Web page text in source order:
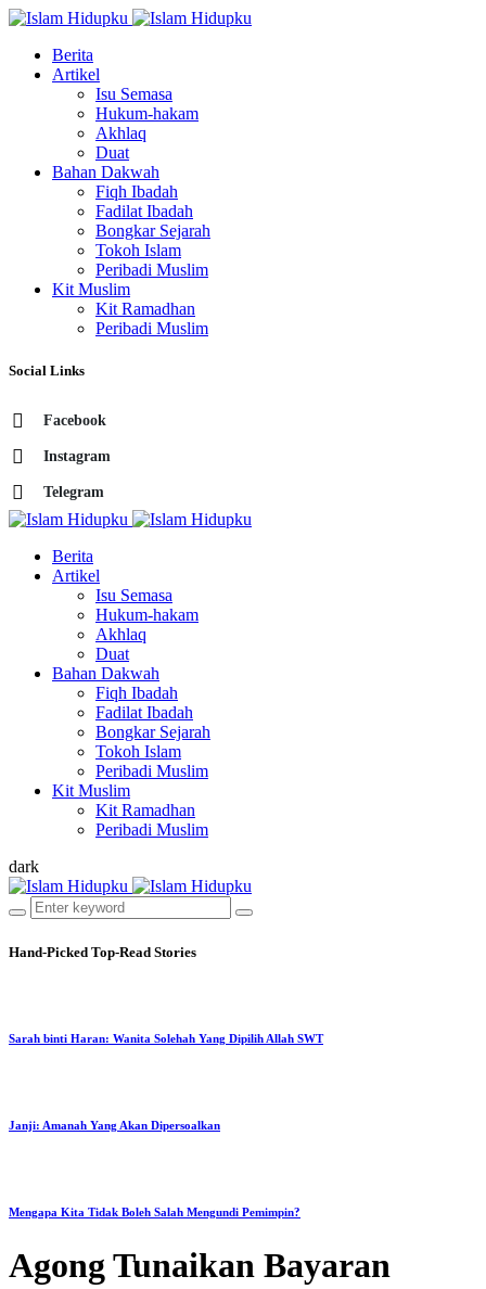
Berita
Artikel
Isu Semasa
Hukum-hakam
Akhlaq
Duat
Bahan Dakwah
Fiqh Ibadah
Fadilat Ibadah
Bongkar Sejarah
Tokoh Islam
Peribadi Muslim
Kit Muslim
Kit Ramadhan
Peribadi Muslim
Social Links
Facebook
Instagram
Telegram
Berita
Artikel
Isu Semasa
Hukum-hakam
Akhlaq
Duat
Bahan Dakwah
Fiqh Ibadah
Fadilat Ibadah
Bongkar Sejarah
Tokoh Islam
Peribadi Muslim
Kit Muslim
Kit Ramadhan
Peribadi Muslim
dark
Hand-Picked Top-Read Stories
Sarah binti Haran: Wanita Solehah Yang Dipilih Allah SWT
Janji: Amanah Yang Akan Dipersoalkan
Mengapa Kita Tidak Boleh Salah Mengundi Pemimpin?
Agong Tunaikan Bayaran